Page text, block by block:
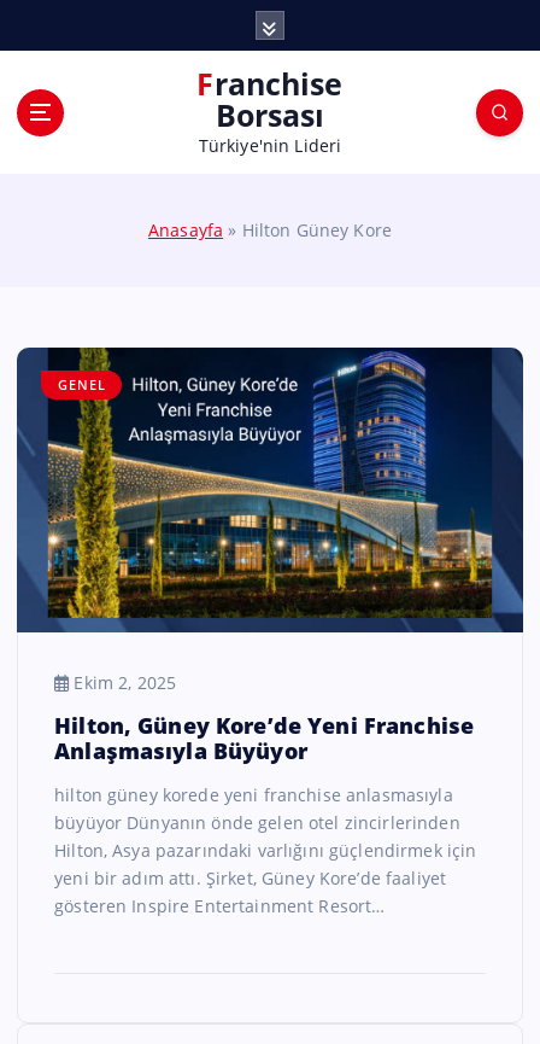
Franchise
Borsası
Türkiye'nin Lideri
Anasayfa » Hilton Güney Kore
GENEL
Ekim 2, 2025
Hilton, Güney Kore’de Yeni Franchise
Anlaşmasıyla Büyüyor
hilton güney korede yeni franchise anlasmasıyla
büyüyor Dünyanın önde gelen otel zincirlerinden
Hilton, Asya pazarındaki varlığını güçlendirmek için
yeni bir adım attı. Şirket, Güney Kore’de faaliyet
gösteren Inspire Entertainment Resort…